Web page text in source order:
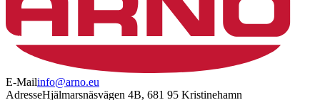
E-Mailinfo@arno.eu
AdresseHjälmarsnäsvägen 4B, 681 95 Kristinehamn